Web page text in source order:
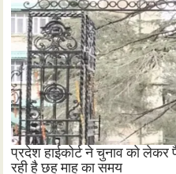
प्रदेश हाईकोर्ट ने चुनाव को लेकर
रही है छह माह का समय